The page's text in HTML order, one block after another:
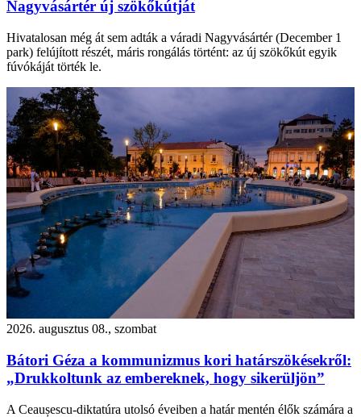
Nagyvásártér új szökőkútját
Hivatalosan még át sem adták a váradi Nagyvásártér (December 1
park) felújított részét, máris rongálás történt: az új szökőkút egyik
fúvókáját törték le.
2026. augusztus 08., szombat
Bátori Géza a kommunizmus kori határszökésekről:
„Drukkoltunk az embereknek, hogy sikerüljön”
A Ceaușescu-diktatúra utolsó éveiben a határ mentén élők számára a